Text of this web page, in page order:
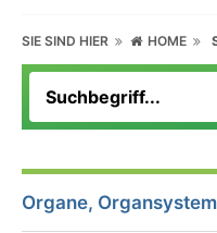
SIE SIND HIER HOME
Organe,